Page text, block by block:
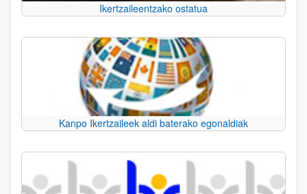
Ikertzaileentzako ostatua
Kanpo Ikertzaileek aldi baterako egonaldiak